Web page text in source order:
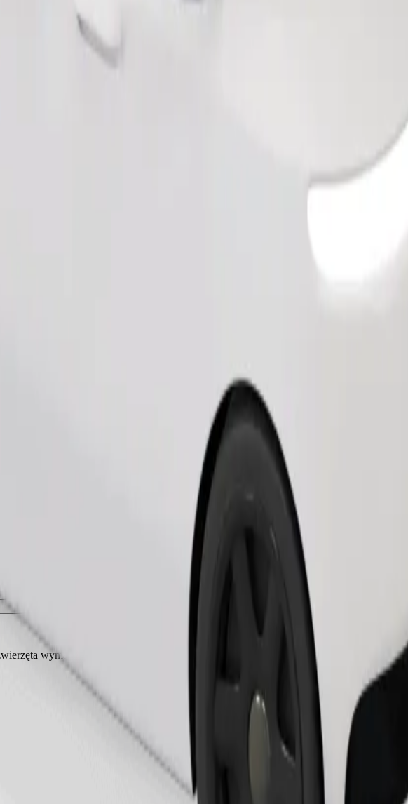
wymagają transportera, a siedzenia muszą być zabezpieczone kocem lub podkładką.